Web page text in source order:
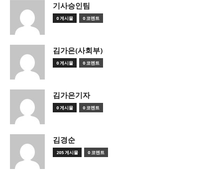
기사승인팀
0 게시물 0 코멘트
김가은(사회부)
0 게시물 0 코멘트
김가은기자
0 게시물 0 코멘트
김경순
205 게시물 0 코멘트